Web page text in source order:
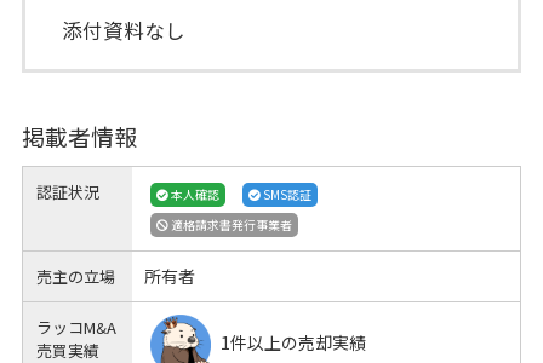
添付資料なし
掲載者情報
認証状況 本人確認
SMS認証
適格請求書発行事業者
売主の立場 所有者
ラッコM&A
売買実績
1件以上の売却実績